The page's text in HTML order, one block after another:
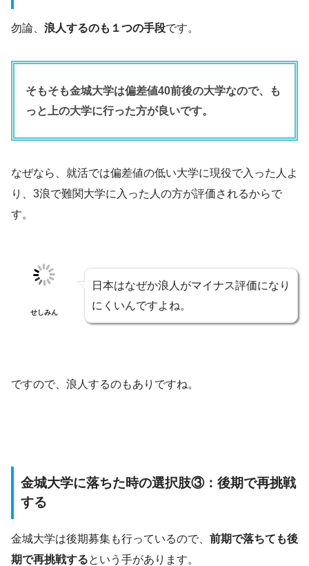
勿論、 浪人するのも１つの手段です。
そもそも金城大学は偏差値40前後の大学なので、も
っと上の大学に行った方が良いです。
なぜなら、就活では偏差値の低い大学に現役で入った人よ
り、3浪で難関大学に入った人の方が評価されるからで
す。
せしみん
日本はなぜか浪人がマイナス評価になり
にくいんですよね。
ですので、浪人するのもありですね。
金城大学に落ちた時の選択肢③：後期で再挑戦
する
金城大学は後期募集も行っているので、 前期で落ちても後
期で再挑戦するという手があります。